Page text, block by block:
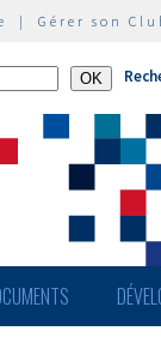
| Gérer son